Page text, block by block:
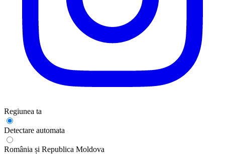
Regiunea ta
Detectare automata
România și Republica Moldova